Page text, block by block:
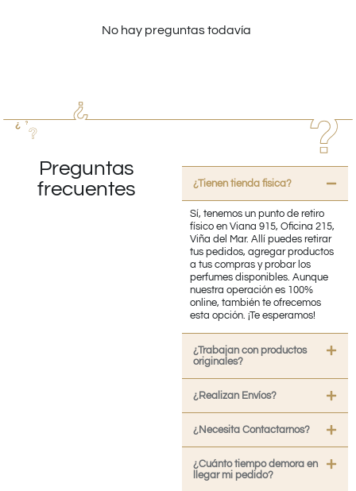
No hay preguntas todavía
Preguntas
frecuentes
¿Tienen tienda fisica?
Sí, tenemos un punto de retiro
físico en Viana 915, Oficina 215,
Viña del Mar. Allí puedes retirar
tus pedidos, agregar productos
a tus compras y probar los
perfumes disponibles. Aunque
nuestra operación es 100%
online, también te ofrecemos
esta opción. ¡Te esperamos!
¿Trabajan con productos
originales?
¿Realizan Envíos?
¿Necesita Contactarnos?
¿Cuánto tiempo demora en
llegar mi pedido?